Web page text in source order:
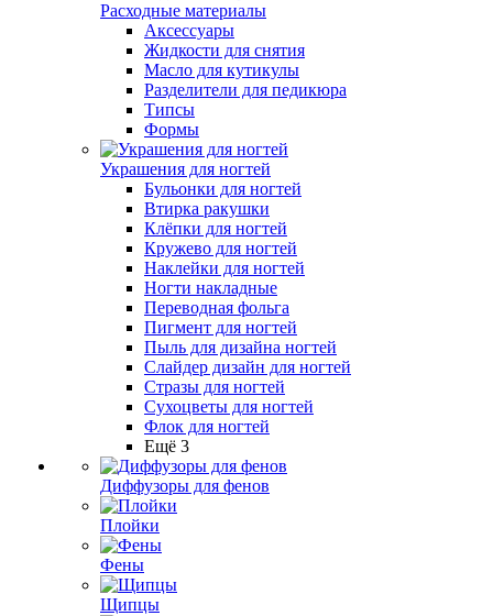
Расходные материалы
Аксессуары
Жидкости для снятия
Масло для кутикулы
Разделители для педикюра
Типсы
Формы
Украшения для ногтей
Бульонки для ногтей
Втирка ракушки
Клёпки для ногтей
Кружево для ногтей
Наклейки для ногтей
Ногти накладные
Переводная фольга
Пигмент для ногтей
Пыль для дизайна ногтей
Слайдер дизайн для ногтей
Стразы для ногтей
Сухоцветы для ногтей
Флок для ногтей
Ещё 3
Диффузоры для фенов
Плойки
Фены
Щипцы